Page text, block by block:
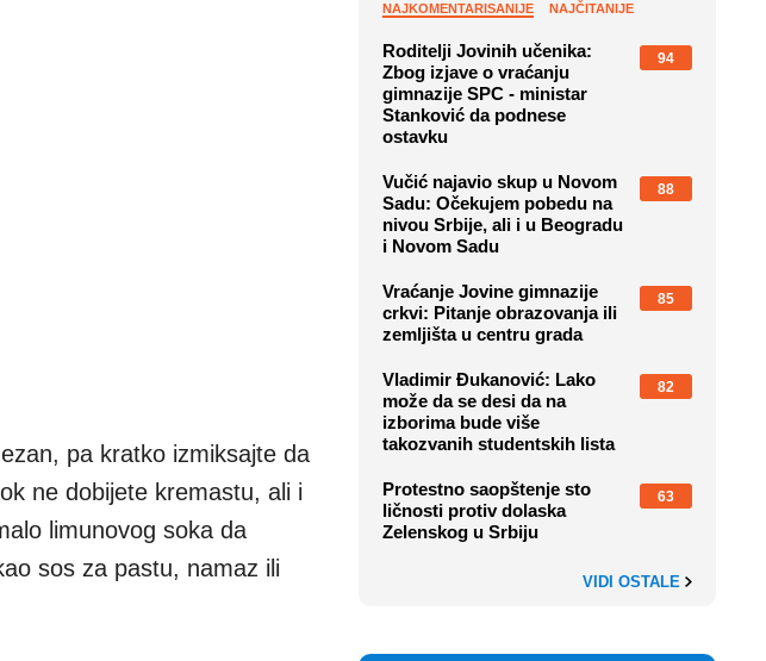
pa kratko izmiksajte da
ne dobijete kremastu, ali i
limunovog soka da
sos za pastu, namaz ili
NAJKOMENTARISANIJE NAJČITANIJE
Roditelji Jovinih učenika:
Zbog izjave o vraćanju
gimnazije SPC - ministar
Stanković da podnese
ostavku
94
Vučić najavio skup u Novom
Sadu: Očekujem pobedu na
nivou Srbije, ali i u Beogradu
i Novom Sadu
88
Vraćanje Jovine gimnazije
crkvi: Pitanje obrazovanja ili
zemljišta u centru grada
85
Vladimir Đukanović: Lako
može da se desi da na
izborima bude više
takozvanih studentskih lista
82
Protestno saopštenje sto
ličnosti protiv dolaska
Zelenskog u Srbiju
63
VIDI OSTALE